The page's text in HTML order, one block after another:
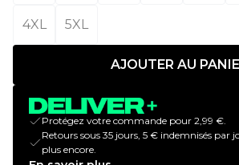
4XL 5XL
AJOUTER AU
Protégez votre commande pour 2,99 €.
Retours sous 35 jours, 5 € indemnisés par
plus encore.